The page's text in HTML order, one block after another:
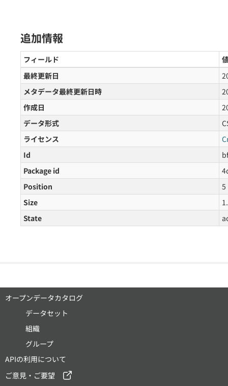
追加情報
フィールド
最終更新日
メタデータ最終更新日時
作成日
データ形式
ライセンス
Id
Package id
Position
5
Size
State
オープンデータカタログ
データセット
組織
グループ
APIの利用について
ご意見・ご要望